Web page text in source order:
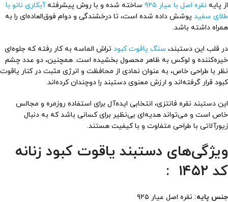
از پایه نقره اصل با عیار ۹۲۵ ساخته شده و با روش پیشرفته آبکاری نانو با
طلای سفید پوشش داده شده است، تا درخشندگی و دوام فوق‌العاده‌ای را به
همراه داشته باشد.
در قلب این دستبند، سنگ یاقوت کبود تراش الماسه به کار رفته که جلوه‌ای
خیره‌کننده و لوکس به ظاهر محصول بخشیده است. همچنین، دو عدد چشم
نظر با طراحی خاص، به عنوان نمادی از محافظت و انرژی مثبت در کنار یاقوت
کبود قرار گرفته‌اند و ارزش معنوی دستبند را دوچندان کرده‌اند.
این دستبند نقره فانتزی، انتخابی ایده‌آل برای استفاده روزمره و مجالس
خاص است و می‌تواند هدیه‌ای بی‌نظیر برای کسانی باشد که به دنبال
زیورآلاتی با طراحی متفاوت و با کیفیت هستند.
ویژگی‌های دستبند یاقوت کبود زنانه
کد ۱۴۵۲ :
جنس پایه: نقره اصل عیار ۹۲۵